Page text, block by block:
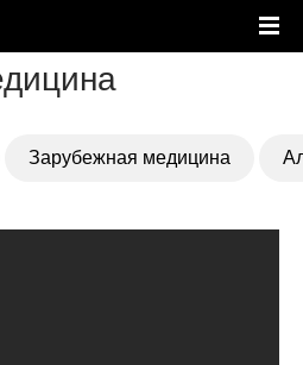
Зарубежная медицина